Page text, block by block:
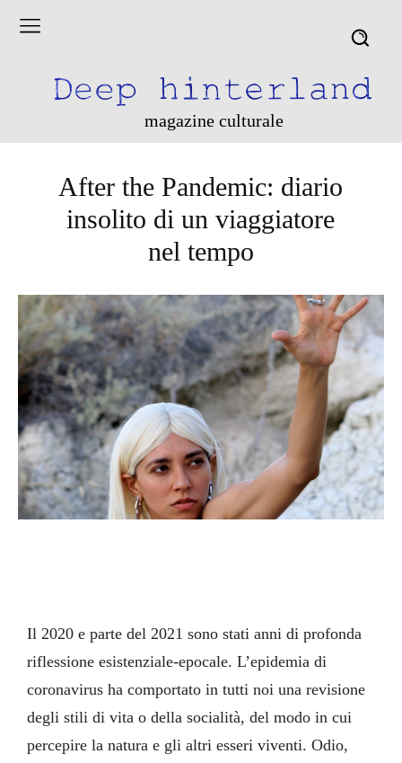
magazine culturale
After the Pandemic: diario
insolito di un viaggiatore
nel tempo
Il 2020 e parte del 2021 sono stati anni di profonda
riflessione esistenziale-epocale. L’epidemia di
coronavirus ha comportato in tutti noi una revisione
degli stili di vita o della socialità, del modo in cui
percepire la natura e gli altri esseri viventi. Odio,